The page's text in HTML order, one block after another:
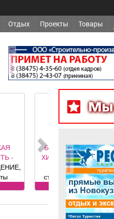
Отдых Проекты Товары
реклама
-
СТИРКА
год,
скидка
стирка
Мы
реклама